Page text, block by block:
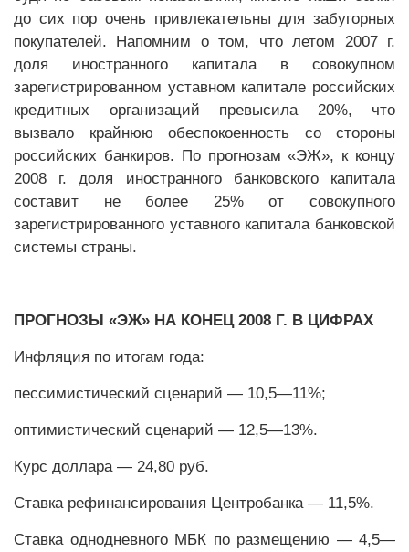
до сих пор очень привлекательны для забугорных
покупателей. Напомним о том, что летом 2007 г.
доля иностранного капитала в совокупном
зарегистрированном уставном капитале российских
кредитных организаций превысила 20%, что
вызвало крайнюю обеспокоенность со стороны
российских банкиров. По прогнозам «ЭЖ», к концу
2008 г. доля иностранного банковского капитала
составит не более 25% от совокупного
зарегистрированного уставного капитала банковской
системы страны.
ПРОГНОЗЫ «ЭЖ» НА КОНЕЦ 2008 Г. В ЦИФРАХ
Инфляция по итогам года:
пессимистический сценарий — 10,5—11%;
оптимистический сценарий — 12,5—13%.
Курс доллара — 24,80 руб.
Ставка рефинансирования Центробанка — 11,5%.
Ставка однодневного МБК по размещению — 4,5—